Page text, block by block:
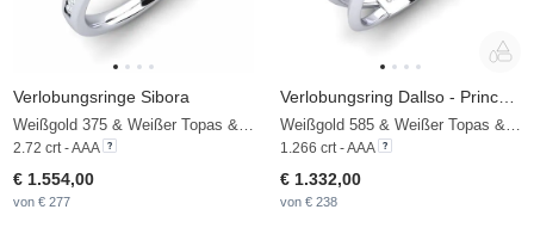
Verlobungsringe Sibora
2.72 crt - AAA
€ 1.554,00
von € 277
1.266 crt - AAA
€ 1.332,00
von € 238